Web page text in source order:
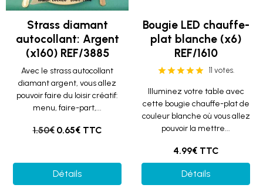
Strass diamant
autocollant: Argent
(x160) REF/3885
Avec le strass autocollant
diamant argent, vous allez
pouvoir faire du loisir créatif:
menu, faire-part,...
1.50€ 0.65€ TTC
Détails
Bougie LED chauffe-
plat blanche (x6)
REF/1610
11 votes.
Illuminez votre table avec
cette bougie chauffe-plat de
couleur blanche où vous allez
pouvoir la mettre...
4.99€ TTC
Détails